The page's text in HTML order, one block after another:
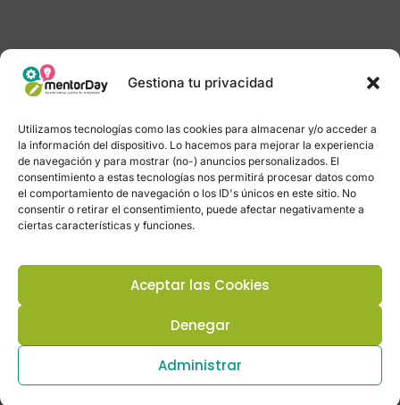
Gestiona tu privacidad
Utilizamos tecnologías como las cookies para almacenar y/o acceder a
la información del dispositivo. Lo hacemos para mejorar la experiencia
de navegación y para mostrar (no-) anuncios personalizados. El
consentimiento a estas tecnologías nos permitirá procesar datos como
el comportamiento de navegación o los ID's únicos en este sitio. No
consentir o retirar el consentimiento, puede afectar negativamente a
ciertas características y funciones.
Aceptar las Cookies
Denegar
Administrar